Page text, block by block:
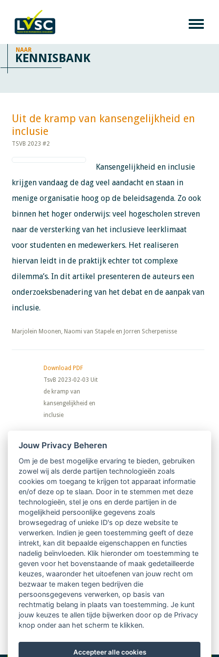
NAAR
KENNISBANK
Uit de kramp van kansengelijkheid en
inclusie​​​​​​
TSVB 2023 #2
Kansengelijkheid en inclusie
krijgen vandaag de dag veel aandacht en staan in
menige organisatie hoog op de beleidsagenda. Zo ook
binnen het hoger onderwijs: veel hogescholen streven
naar de versterking van het inclusieve leerklimaat
voor studenten en medewerkers. Het realiseren
hiervan leidt in de praktijk echter tot complexe
dilemma’s. In dit artikel presenteren de auteurs een
onderzoeksbenadering van het debat en de aanpak van
inclusie.
​​​​​​​Marjolein Moonen, Naomi van Stapele en Jorren Scherpenisse
Download PDF
TsvB 2023-02-03 Uit
de kramp van
kansengelijkheid en
inclusie
Nieuwsbrief
Ontvang 10 x per jaar de LVSC-
relatienieuwsbrief met o.a.:
vrij toegankelijke TsvB-artikelen
nieuws op het vlak van professioneel
begeleiden
informatie over LVSC-activiteiten
Aanmelden nieuwsbrief
Jouw Privacy Beheren
Om je de best mogelijke ervaring te bieden, gebruiken
zowel wij als derde partijen technologieën zoals
cookies om toegang te krijgen tot apparaat informatie
en/of deze op te slaan. Door in te stemmen met deze
technologieën, stel je ons en derde partijen in de
mogelijkheid persoonlijke gegevens zoals
browsegedrag of unieke ID's op deze website te
verwerken. Indien je geen toestemming geeft of deze
intrekt, kan dit bepaalde eigenschappen en functies
nadelig beïnvloeden. Klik hieronder om toestemming te
geven voor het bovenstaande of maak gedetailleerde
keuzes, waaronder het uitoefenen van jouw recht om
bezwaar te maken tegen bedrijven die
persoonsgegevens verwerken, op basis van
rechtmatig belang in plaats van toestemming. Je kunt
jouw keuzes te allen tijde bijwerken door op de Privacy
knop onder aan het scherm te klikken.
Accepteer alle cookies